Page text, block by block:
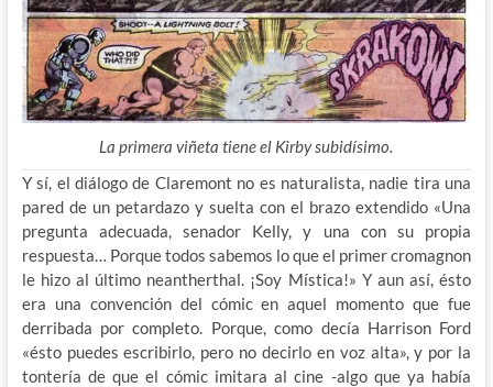
La primera viñeta tiene el Kirby subidísimo.
Y sí, el diálogo de Claremont no es naturalista, nadie tira una
pared de un petardazo y suelta con el brazo extendido «Una
pregunta adecuada, senador Kelly, y una con su propia
respuesta… Porque todos sabemos lo que el primer cromagnon
le hizo al último neantherthal. ¡Soy Mística!» Y aun así, ésto
era una convención del cómic en aquel momento que fue
derribada por completo. Porque, como decía Harrison Ford
«ésto puedes escribirlo, pero no decirlo en voz alta», y por la
tontería de que el cómic imitara al cine -algo que ya había